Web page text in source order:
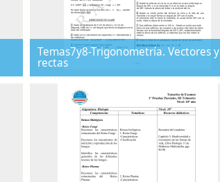
Temas7y8-Trigonometría. Vectores y
rectas